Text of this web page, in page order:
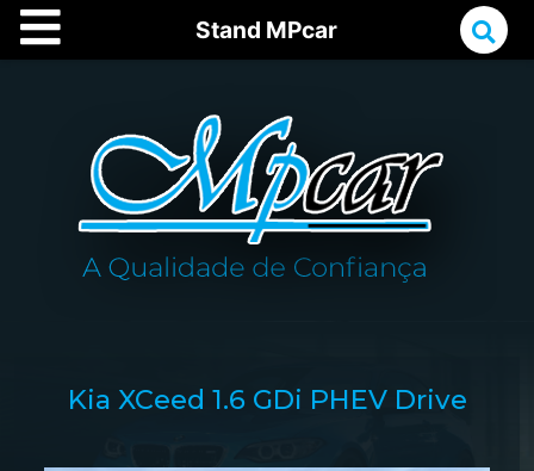
Stand MPcar
Kia XCeed 1.6 GDi PHEV Drive